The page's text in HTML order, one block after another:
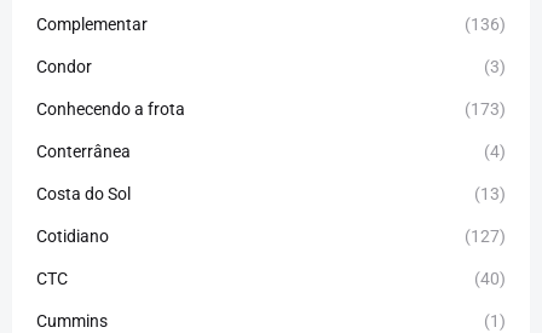
Complementar (136)
Condor (3)
Conhecendo a frota (173)
Conterrânea (4)
Costa do Sol (13)
Cotidiano (127)
CTC (40)
Cummins (1)